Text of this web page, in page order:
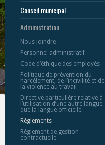
Conseil municipal
Administration
Nous joindre
Personnel administratif
Code d’éthique des employés
Politique de prévention du
harcèlement, de l’incivilité et de
la violence au travail
Directive particulière relative à
l’utilisation d’une autre langue
que la langue officielle
Règlements
Règlement de gestion
contractuelle